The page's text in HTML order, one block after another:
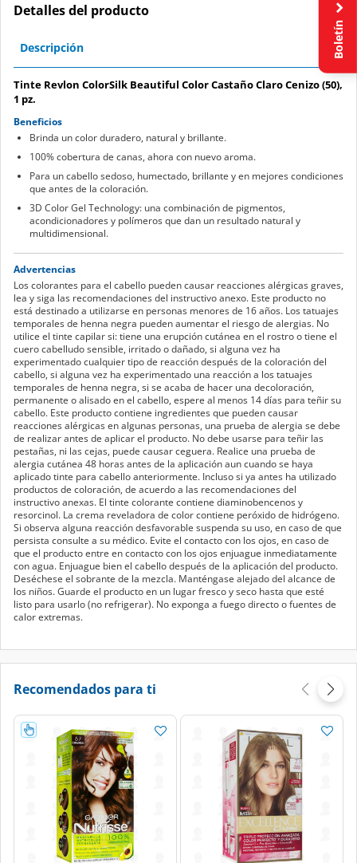
Detalles del producto
Descripción
Tinte Revlon ColorSilk Beautiful Color Castaño Claro Cenizo (50),
1 pz.
Beneficios
Brinda un color duradero, natural y brillante.
100% cobertura de canas, ahora con nuevo aroma.
Para un cabello sedoso, humectado, brillante y en mejores condiciones
que antes de la coloración.
3D Color Gel Technology: una combinación de pigmentos,
acondicionadores y polímeros que dan un resultado natural y
multidimensional.
Advertencias
Los colorantes para el cabello pueden causar reacciones alérgicas graves,
lea y siga las recomendaciones del instructivo anexo. Este producto no
está destinado a utilizarse en personas menores de 16 años. Los tatuajes
temporales de henna negra pueden aumentar el riesgo de alergias. No
utilice el tinte capilar si: tiene una erupción cutánea en el rostro o tiene el
cuero cabelludo sensible, irritado o dañado, si alguna vez ha
experimentado cualquier tipo de reacción después de la coloración del
cabello, si alguna vez ha experimentado una reacción a los tatuajes
temporales de henna negra, si se acaba de hacer una decoloración,
permanente o alisado en el cabello, espere al menos 14 días para teñir su
cabello. Este producto contiene ingredientes que pueden causar
reacciones alérgicas en algunas personas, una prueba de alergia se debe
de realizar antes de aplicar el producto. No debe usarse para teñir las
pestañas, ni las cejas, puede causar ceguera. Realice una prueba de
alergia cutánea 48 horas antes de la aplicación aun cuando se haya
aplicado tinte para cabello anteriormente. Incluso si ya antes ha utilizado
productos de coloración, de acuerdo a las recomendaciones del
instructivo anexas. El tinte colorante contiene diaminobencenos y
resorcinol. La crema reveladora de color contiene peróxido de hidrógeno.
Si observa alguna reacción desfavorable suspenda su uso, en caso de que
persista consulte a su médico. Evite el contacto con los ojos, en caso de
que el producto entre en contacto con los ojos enjuague inmediatamente
con agua. Enjuague bien el cabello después de la aplicación del producto.
Deséchese el sobrante de la mezcla. Manténgase alejado del alcance de
los niños. Guarde el producto en un lugar fresco y seco hasta que esté
listo para usarlo (no refrigerar). No exponga a fuego directo o fuentes de
calor extremas.
Recomendados para ti
Boletín